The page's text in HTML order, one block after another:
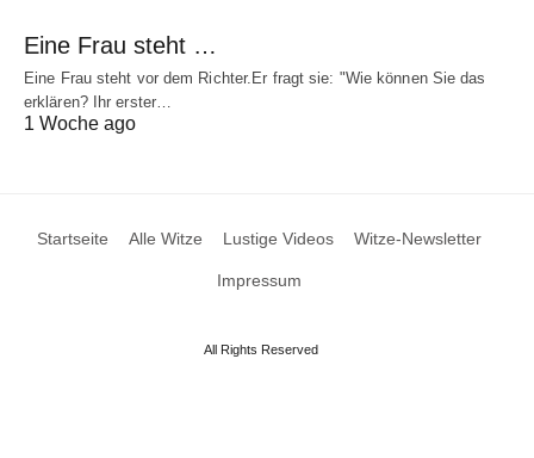
Eine Frau steht …
Eine Frau steht vor dem Richter.Er fragt sie: "Wie können Sie das
erklären? Ihr erster…
1 Woche ago
Startseite Alle Witze Lustige Videos Witze-Newsletter
Impressum
All Rights Reserved